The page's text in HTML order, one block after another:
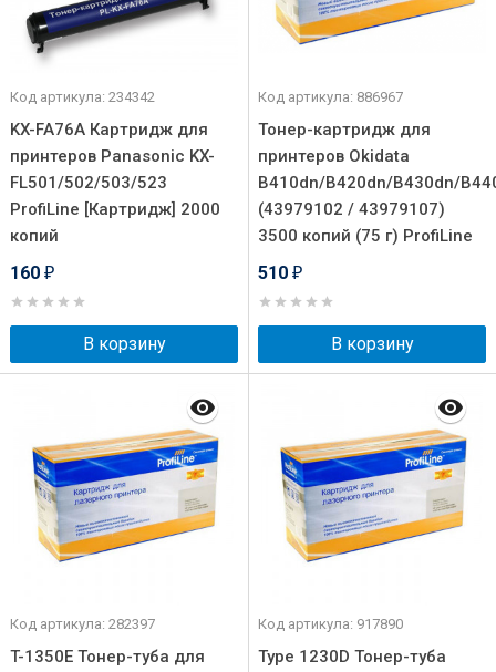
Код артикула: 234342
KX-FA76A Картридж для
принтеров Panasonic KX-
FL501/502/503/523
ProfiLine [Картридж] 2000
копий
160 ₽
В корзину
Код артикула: 886967
Тонер-картридж для
принтеров Okidata
B410dn/B420dn/B430dn/
(43979102 / 43979107)
3500 копий (75 г) ProfiLine
510 ₽
В корзину
Код артикула: 282397
T-1350E Тонер-туба для
Код артикула: 917890
Type 1230D Тонер-туба